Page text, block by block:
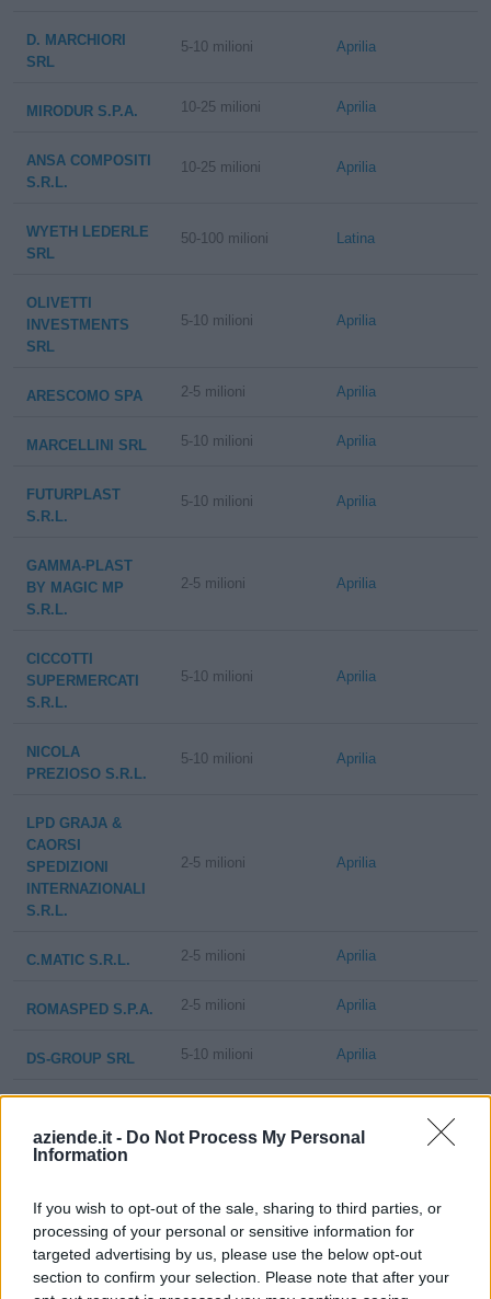
aziende.it - Do Not Process My Personal
Information
If you wish to opt-out of the sale, sharing to third parties, or
processing of your personal or sensitive information for
targeted advertising by us, please use the below opt-out
section to confirm your selection. Please note that after your
D. MARCHIORI
SRL
5-10 milioni Aprilia
MIRODUR S.P.A. 10-25 milioni Aprilia
ANSA COMPOSITI
S.R.L.
10-25 milioni Aprilia
WYETH LEDERLE
SRL
50-100 milioni Latina
OLIVETTI
INVESTMENTS
SRL
5-10 milioni Aprilia
ARESCOMO SPA 2-5 milioni Aprilia
MARCELLINI SRL 5-10 milioni Aprilia
FUTURPLAST
S.R.L.
5-10 milioni Aprilia
GAMMA-PLAST
BY MAGIC MP
S.R.L.
2-5 milioni Aprilia
CICCOTTI
SUPERMERCATI
S.R.L.
5-10 milioni Aprilia
NICOLA
PREZIOSO S.R.L.
5-10 milioni Aprilia
LPD GRAJA &
CAORSI
SPEDIZIONI
INTERNAZIONALI
S.R.L.
2-5 milioni Aprilia
C.MATIC S.R.L. 2-5 milioni Aprilia
ROMASPED S.P.A. 2-5 milioni Aprilia
DS-GROUP SRL 5-10 milioni Aprilia
M.D.M. SRL
DEPOSITO MERCI
R.I.D.A.
AMBIENTE S.R.L.
50-100 milioni Aprilia